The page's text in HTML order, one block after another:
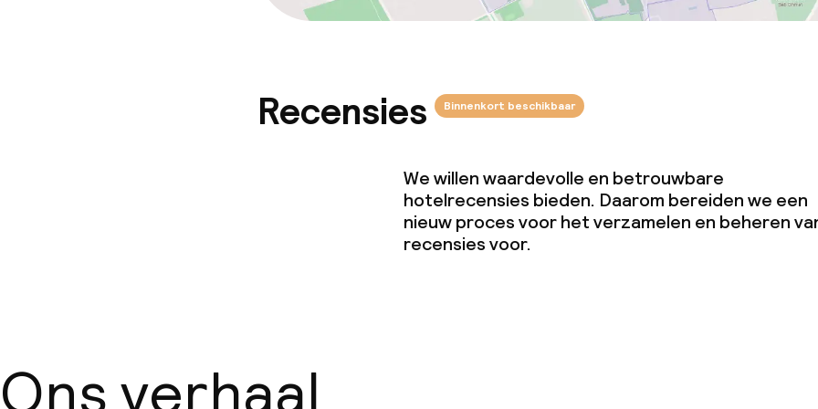
Recensies Binnenkort beschikbaar
We willen waardevolle en betrouwbare
hotelrecensies bieden. Daarom bereiden we een
nieuw proces voor het verzamelen en beheren
recensies voor.
Ons verhaal